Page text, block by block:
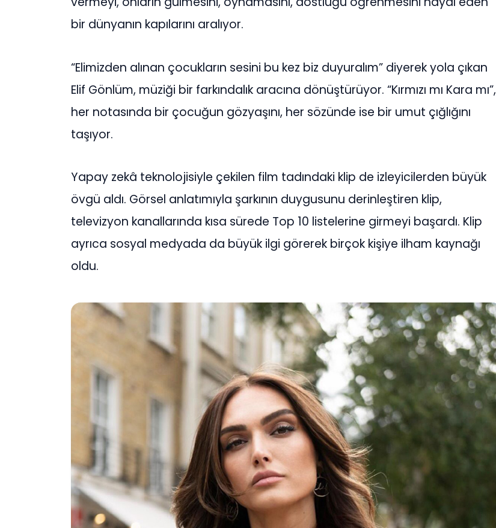
bir dünyanın kapılarını aralıyor.
“Elimizden alınan çocukların sesini bu kez biz duyuralım” diyerek yola çıkan
Elif Gönlüm, müziği bir farkındalık aracına dönüştürüyor. “Kırmızı mı Kara mı”,
her notasında bir çocuğun gözyaşını, her sözünde ise bir umut çığlığını
taşıyor.
Yapay zekâ teknolojisiyle çekilen film tadındaki klip de izleyicilerden büyük
övgü aldı. Görsel anlatımıyla şarkının duygusunu derinleştiren klip,
televizyon kanallarında kısa sürede Top 10 listelerine girmeyi başardı. Klip
ayrıca sosyal medyada da büyük ilgi görerek birçok kişiye ilham kaynağı
oldu.